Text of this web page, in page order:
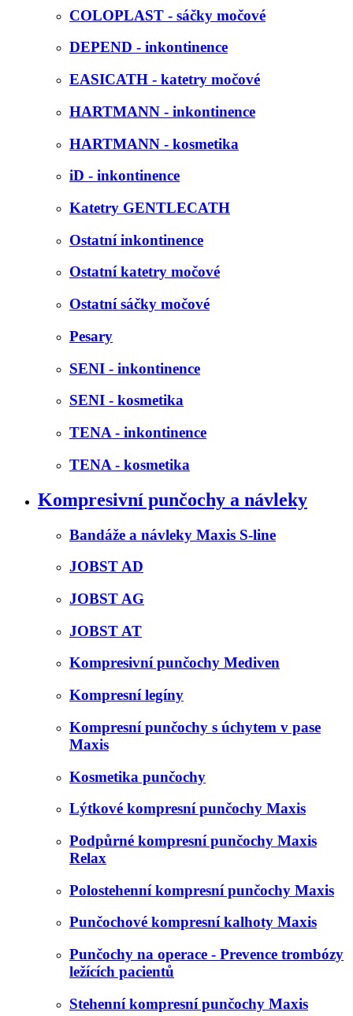
COLOPLAST - sáčky močové
DEPEND - inkontinence
EASICATH - katetry močové
HARTMANN - inkontinence
HARTMANN - kosmetika
iD - inkontinence
Katetry GENTLECATH
Ostatní inkontinence
Ostatní katetry močové
Ostatní sáčky močové
Pesary
SENI - inkontinence
SENI - kosmetika
TENA - inkontinence
TENA - kosmetika
Kompresivní punčochy a návleky
Bandáže a návleky Maxis S-line
JOBST AD
JOBST AG
JOBST AT
Kompresivní punčochy Mediven
Kompresní legíny
Kompresní punčochy s úchytem v pase
Maxis
Kosmetika punčochy
Lýtkové kompresní punčochy Maxis
Podpůrné kompresní punčochy Maxis
Relax
Polostehenní kompresní punčochy Maxis
Punčochové kompresní kalhoty Maxis
Punčochy na operace - Prevence trombózy
ležících pacientů
Stehenní kompresní punčochy Maxis